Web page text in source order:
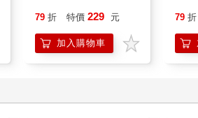
79 折 特價 229 元
加入購物車
79 折